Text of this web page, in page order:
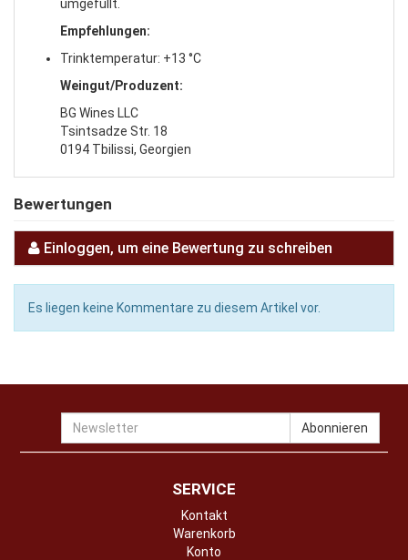
umgefüllt.
Empfehlungen:
Trinktemperatur: +13 °C
Weingut/Produzent:
BG Wines LLC
Tsintsadze Str. 18
0194 Tbilissi, Georgien
Bewertungen
Einloggen, um eine Bewertung zu schreiben
Es liegen keine Kommentare zu diesem Artikel vor.
Newsletter Abonnieren
SERVICE
Kontakt
Warenkorb
Konto